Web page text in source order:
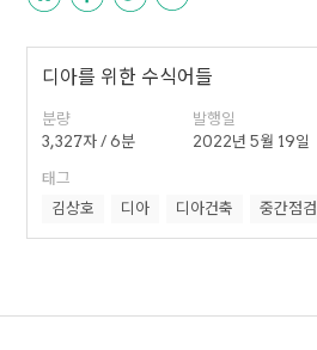
디아를 위한 수식어들
분량
3,327자 / 6분
발행일
2022년 5월 19일
태그
김상호
디아 디아건축 중간점검